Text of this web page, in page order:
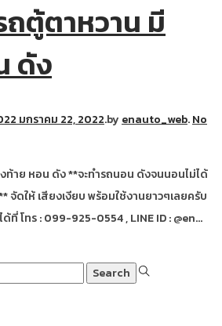
ถตู้ตาหวาน มี
ดัง
มกราคม 22, 2022.byenauto_web.No
ท้าย หอน ดัง **จะทำรถนอน ดังจนนอนไม่ได้
ดให้ เสียงเงียบ พร้อมใช้งานยาวๆเลยครับ
โทร : 099-925-0554 , LINE ID : @en…